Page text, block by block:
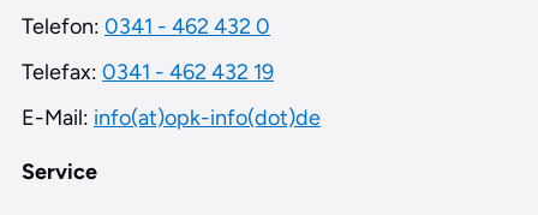
Service
Telefon: 0341 - 462 432 0
Telefax: 0341 - 462 432 19
E-Mail: info(at)opk-info(dot)de